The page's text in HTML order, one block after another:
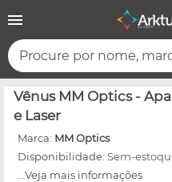
Procure por nome,
Vênus MM Optics -
e Laser
Marca: MM Optics
Disponibilidade: Sem-
...Veja mais informações